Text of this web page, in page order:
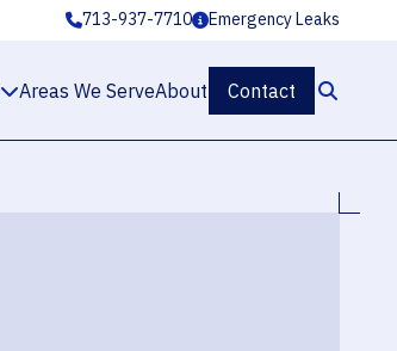
713-937-7710 Emergency Leaks
Areas We ServeAbout Contact